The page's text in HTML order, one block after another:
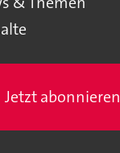
Jetzt abonnieren